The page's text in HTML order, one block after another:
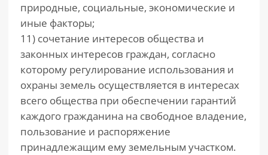
природные, социальные, экономические и
иные факторы;
11) сочетание интересов общества и
законных интересов граждан, согласно
которому регулирование использования и
охраны земель осуществляется в интересах
всего общества при обеспечении гарантий
каждого гражданина на свободное владение,
пользование и распоряжение
принадлежащим ему земельным участком.